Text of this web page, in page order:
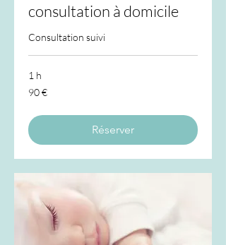
consultation à domicile
Consultation suivi
1 h
90
euros
90 €
Réserver